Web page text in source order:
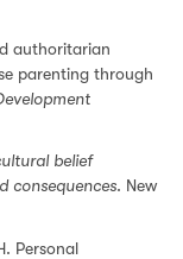
authoritarian
parenting through
belief
consequences. New
Personal